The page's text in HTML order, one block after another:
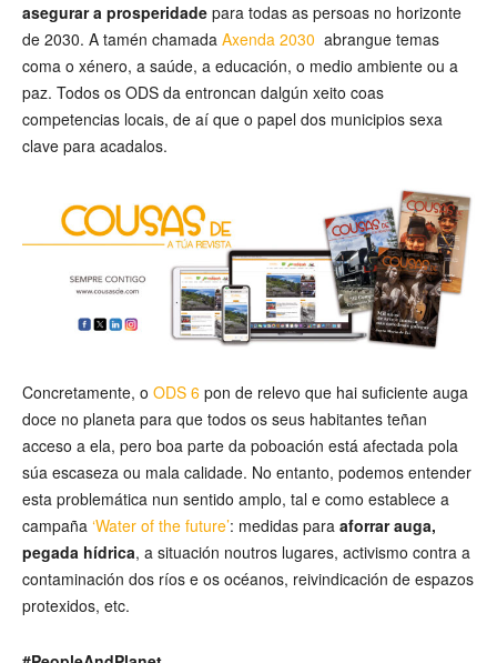
asegurar a prosperidade para todas as persoas no horizonte
de 2030. A tamén chamada Axenda 2030 abrangue temas
coma o xénero, a saúde, a educación, o medio ambiente ou a
paz. Todos os ODS da entroncan dalgún xeito coas
competencias locais, de aí que o papel dos municipios sexa
clave para acadalos.
Concretamente, o ODS 6 pon de relevo que hai suficiente auga
doce no planeta para que todos os seus habitantes teñan
acceso a ela, pero boa parte da poboación está afectada pola
súa escaseza ou mala calidade. No entanto, podemos entender
esta problemática nun sentido amplo, tal e como establece a
campaña ‘Water of the future’: medidas para aforrar auga,
pegada hídrica, a situación noutros lugares, activismo contra a
contaminación dos ríos e os océanos, reivindicación de espazos
protexidos, etc.